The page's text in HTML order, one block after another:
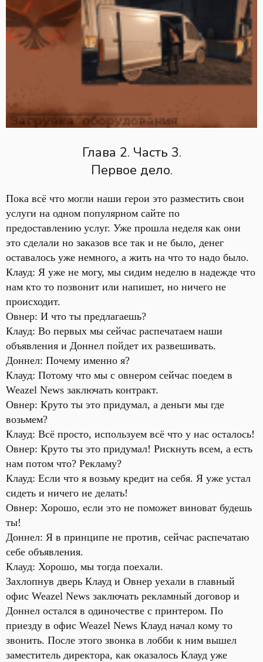
Глава 2. Часть 3.
Первое дело.
Пока всё что могли наши герои это разместить свои
услуги на одном популярном сайте по
предоставлению услуг. Уже прошла неделя как они
это сделали но заказов все так и не было, денег
оставалось уже немного, а жить на что то надо было.
Клауд: Я уже не могу, мы сидим неделю в надежде что
нам кто то позвонит или напишет, но ничего не
происходит.
Овнер: И что ты предлагаешь?
Клауд: Во первых мы сейчас распечатаем наши
объявления и Доннел пойдет их развешивать.
Доннел: Почему именно я?
Клауд: Потому что мы с овнером сейчас поедем в
Weazel News заключать контракт.
Овнер: Круто ты это придумал, а деньги мы где
возьмем?
Клауд: Всё просто, используем всё что у нас осталось!
Овнер: Круто ты это придумал! Рискнуть всем, а есть
нам потом что? Рекламу?
Клауд: Если что я возьму кредит на себя. Я уже устал
сидеть и ничего не делать!
Овнер: Хорошо, если это не поможет виноват будешь
ты!
Доннел: Я в принципе не против, сейчас распечатаю
себе объявления.
Клауд: Хорошо, мы тогда поехали.
Захлопнув дверь Клауд и Овнер уехали в главный
офис Weazel News заключать рекламный договор и
Доннел остался в одиночестве с принтером. По
приезду в офис Weazel News Клауд начал кому то
звонить. После этого звонка в лобби к ним вышел
заместитель директора, как оказалось Клауд уже